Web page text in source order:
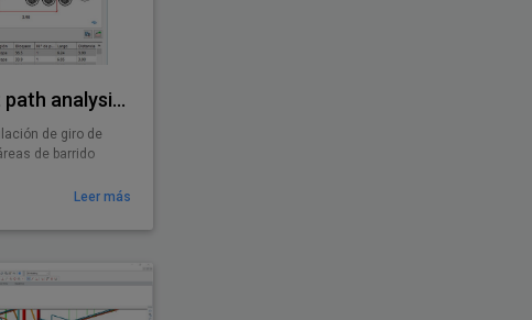
AutoTURN - Swept path analysis software
de giro de
de barrido
Leer más